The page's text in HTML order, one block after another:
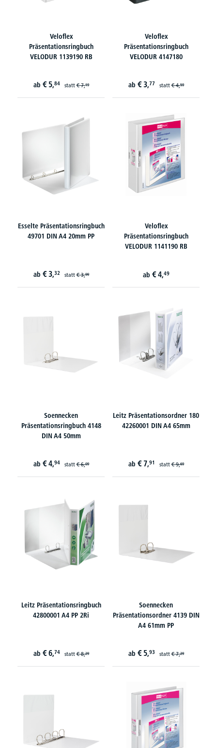
Veloflex
Präsentationsringbuch
VELODUR 1139190 RB
ab € 5,84 statt€ 7,19
Veloflex
Präsentationsringbuch
VELODUR 4147180
ab € 3,77 statt€ 4,59
Esselte Präsentationsringbuch
49701 DIN A4 20mm PP
ab € 3,32 statt€ 3,99
Veloflex
Präsentationsringbuch
VELODUR 1141190 RB
ab € 4,49
Soennecken
Präsentationsringbuch 4148
DIN A4 50mm
ab € 4,94 statt€ 6,09
Leitz Präsentationsordner 180
42260001 DIN A4 65mm
ab € 7,91 statt€ 9,69
Leitz Präsentationsringbuch
42800001 A4 PP 2Ri
ab € 6,74 statt€ 8,29
Soennecken
Präsentationsordner 4139 DIN
A4 61mm PP
ab € 5,93 statt€ 7,29